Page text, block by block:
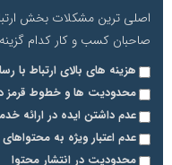
اصلی ترین مشکلات بخش
صاحبان کسب و کار کدام
هزینه های بالای ارتباط با
محدودیت ها و خطوط قرمز
عدم داشتن ایده در ارائه
عدم اعتبار ویژه به
محدودیت در انتشار محتوا